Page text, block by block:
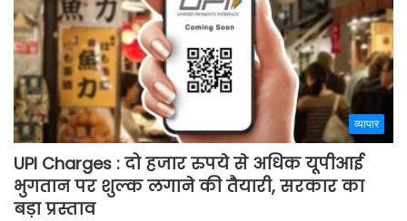
व्यापार
UPI Charges : दो हजार रुपये से अधिक यूपीआई
भुगतान पर शुल्क लगाने की तैयारी, सरकार का
बड़ा प्रस्ताव